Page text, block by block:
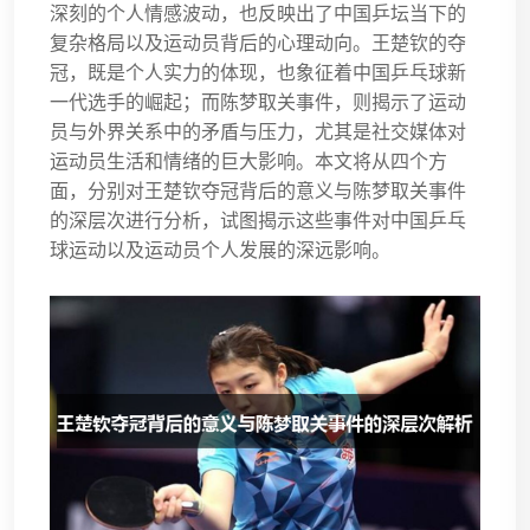
深刻的个人情感波动，也反映出了中国乒坛当下的
复杂格局以及运动员背后的心理动向。王楚钦的夺
冠，既是个人实力的体现，也象征着中国乒乓球新
一代选手的崛起；而陈梦取关事件，则揭示了运动
员与外界关系中的矛盾与压力，尤其是社交媒体对
运动员生活和情绪的巨大影响。本文将从四个方
面，分别对王楚钦夺冠背后的意义与陈梦取关事件
的深层次进行分析，试图揭示这些事件对中国乒乓
球运动以及运动员个人发展的深远影响。